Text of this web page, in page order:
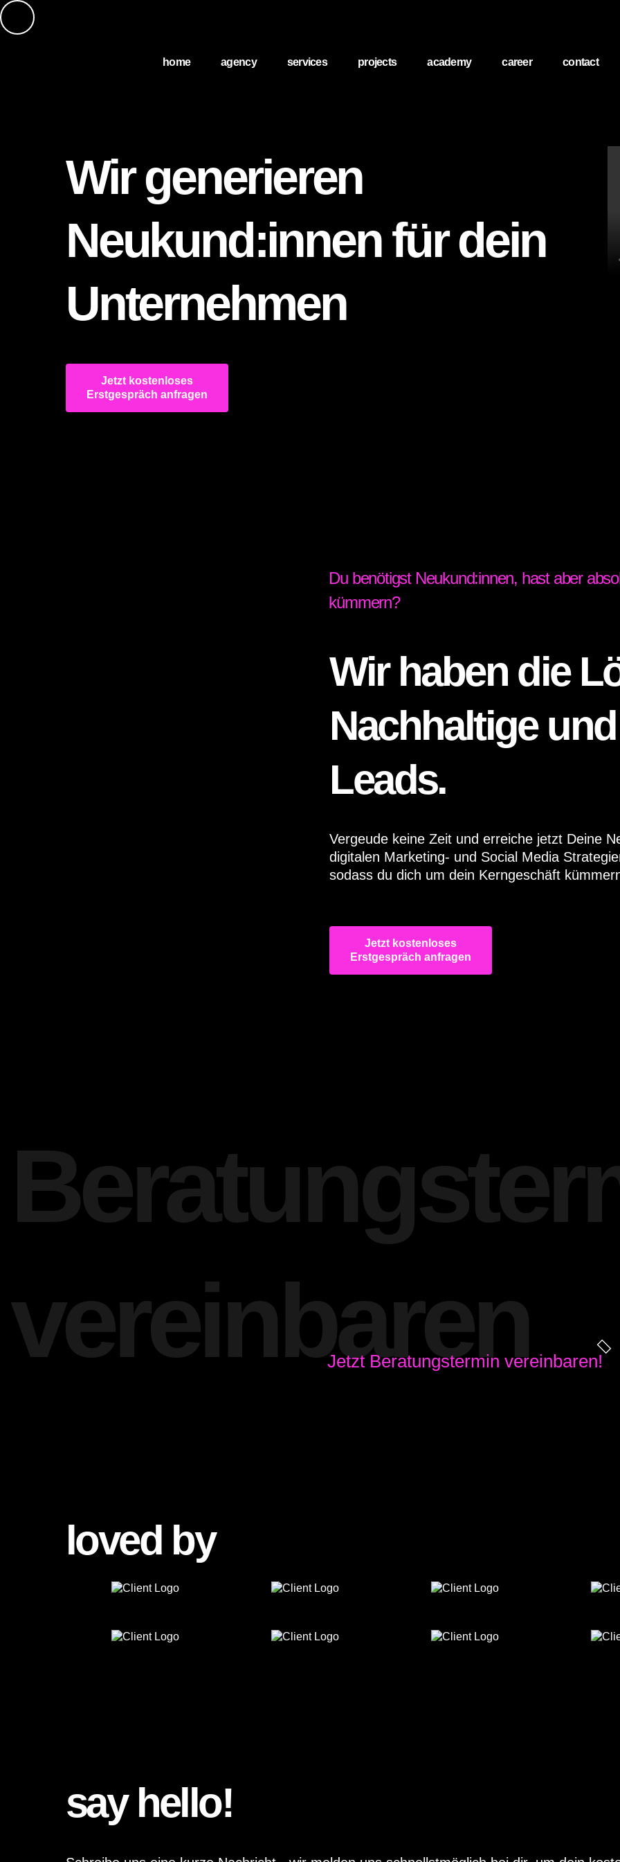
home agency services projects academy career contact
Wir generieren
Neukund:innen für dein
Unternehmen
Jetzt kostenloses
Erstgespräch anfragen
Du benötigst Neukund:innen, hast aber
kümmern?
Wir haben die
Nachhaltige
Leads.
Vergeude keine Zeit und erreiche jetzt Deine
digitalen Marketing- und Social Media
sodass du dich um dein Kerngeschäft
Jetzt kostenloses
Erstgespräch anfragen
vereinbaren
Jetzt Beratungstermin vereinbaren!
loved by
say hello!